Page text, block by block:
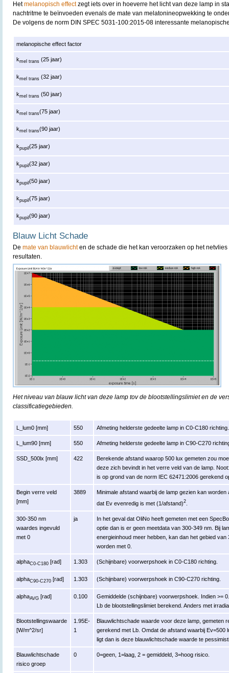
Hetmelanopisch effectzegt iets over in hoeverre het licht van deze lamp in
nachtritme te beïnvoeden evenals de mate van melatonineopwekking te
De volgens de norm DIN SPEC 5031-100:2015-08 interessante
melanopische effect factor
kmel trans (25 jaar)
kmel trans (32 jaar)
kmel trans (50 jaar)
kmel trans(75 jaar)
kmel trans(90 jaar)
kpupil(25 jaar)
kpupil(32 jaar)
kpupil(50 jaar)
kpupil(75 jaar)
kpupil(90 jaar)
Blauw Licht Schade
De mate van blauwlichten de schade die het kan veroorzaken op het
resultaten.
Het niveau van blauw licht van deze lamp tov de blootstellingslimiet en de
classificatiegebieden.
L_lum0 [mm] 550 Afmeting helderste gedeelte lamp in C0-C180 richting.
L_lum90 [mm] 550 Afmeting helderste gedeelte lamp in C90-C270
SSD_500lx [mm] 422
Berekende afstand waarop 500 lux gemeten zou
deze zich bevindt in het verre veld van de lamp.
is op grond van de norm IEC 62471:2006 gerekend
Begin verre veld
[mm]
3889
Minimale afstand waarbij de lamp gezien kan
dat Ev evenredig is met (1/afstand)2
300-350 nm
waardes ingevuld
met 0
ja
In het geval dat OliNo heeft gemeten met een
optie dan is er geen meetdata van 300-349 nm. Bij
energieinhoud meer hebben, kan dan het gebied
worden met 0.
alphaC0-C180 [rad] 1.303 (Schijnbare) voorwerpshoek in C0-C180 richting.
alphaC90-C270 [rad] 1.303 (Schijnbare) voorwerpshoek in C90-C270 richting.
alphaAVG [rad] 0.100
Gemiddelde (schijnbare) voorwerpshoek. Indien >=
Lb de blootstellingslimiet berekend. Anders met
Blootstellingswaarde
[W/m^2/sr]
1.95E-
1
Blauwlichtschade waarde voor deze lamp, gemeten
gerekend met Lb. Omdat de afstand waarbij Ev=500
ligt dan is deze blauwlichtschade waarde te
Blauwlichtschade
risico groep
0 0=geen, 1=laag, 2 = gemiddeld, 3=hoog risico.